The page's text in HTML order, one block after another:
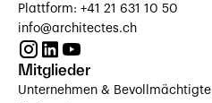
Plattform: +41 21 631 10 50
info@architectes.ch
Mitglieder
Unternehmen & Bevollmächtigte